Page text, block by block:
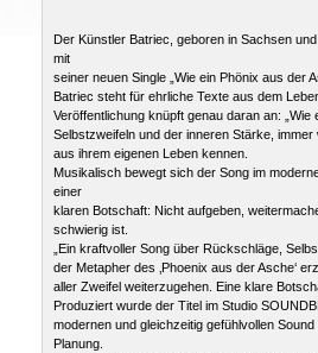
Der Künstler Batriec, geboren in Sachsen
mit
seiner neuen Single „Wie ein Phönix aus der
Batriec steht für ehrliche Texte aus dem
Veröffentlichung knüpft genau daran an:
Selbstzweifeln und der inneren Stärke,
aus ihrem eigenen Leben kennen.
Musikalisch bewegt sich der Song im
einer
klaren Botschaft: Nicht aufgeben,
schwierig ist.
„Ein kraftvoller Song über Rückschläge,
der Metapher des ‚Phoenix aus der Asche‘
aller Zweifel weiterzugehen. Eine klare
Produziert wurde der Titel im Studio
modernen und gleichzeitig gefühlvollen
Planung.